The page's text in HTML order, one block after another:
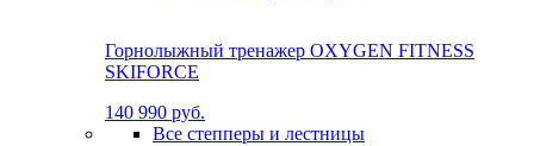
Горнолыжный тренажер OXYGEN FITNESS
SKIFORCE
140 990 руб.
Все степперы и лестницы